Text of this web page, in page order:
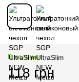
В наличии
118 грн